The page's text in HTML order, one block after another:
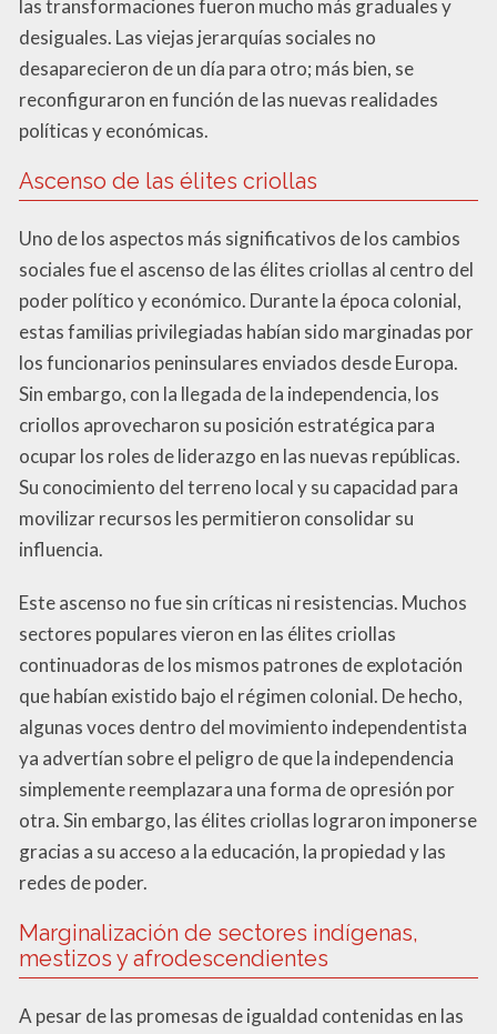
las transformaciones fueron mucho más graduales y
desiguales. Las viejas jerarquías sociales no
desaparecieron de un día para otro; más bien, se
reconfiguraron en función de las nuevas realidades
políticas y económicas.
Ascenso de las élites criollas
Uno de los aspectos más significativos de los cambios
sociales fue el ascenso de las élites criollas al centro del
poder político y económico. Durante la época colonial,
estas familias privilegiadas habían sido marginadas por
los funcionarios peninsulares enviados desde Europa.
Sin embargo, con la llegada de la independencia, los
criollos aprovecharon su posición estratégica para
ocupar los roles de liderazgo en las nuevas repúblicas.
Su conocimiento del terreno local y su capacidad para
movilizar recursos les permitieron consolidar su
influencia.
Este ascenso no fue sin críticas ni resistencias. Muchos
sectores populares vieron en las élites criollas
continuadoras de los mismos patrones de explotación
que habían existido bajo el régimen colonial. De hecho,
algunas voces dentro del movimiento independentista
ya advertían sobre el peligro de que la independencia
simplemente reemplazara una forma de opresión por
otra. Sin embargo, las élites criollas lograron imponerse
gracias a su acceso a la educación, la propiedad y las
redes de poder.
Marginalización de sectores indígenas,
mestizos y afrodescendientes
A pesar de las promesas de igualdad contenidas en las